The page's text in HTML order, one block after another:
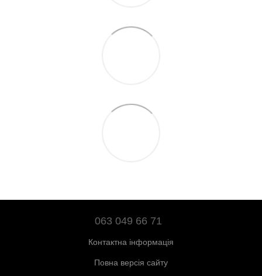
063 049 66 71
Контактна інформація
Повна версія сайту